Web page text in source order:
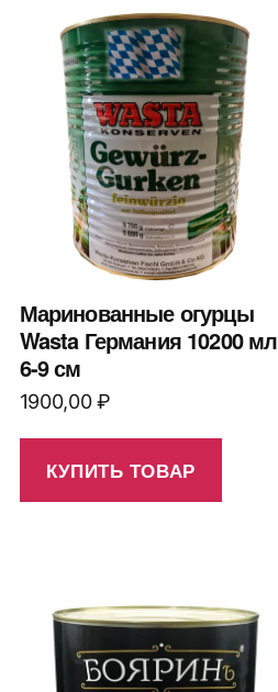
Маринованные огурцы
Wasta Германия 10200 мл
6-9 см
1900,00₽
КУПИТЬ ТОВАР